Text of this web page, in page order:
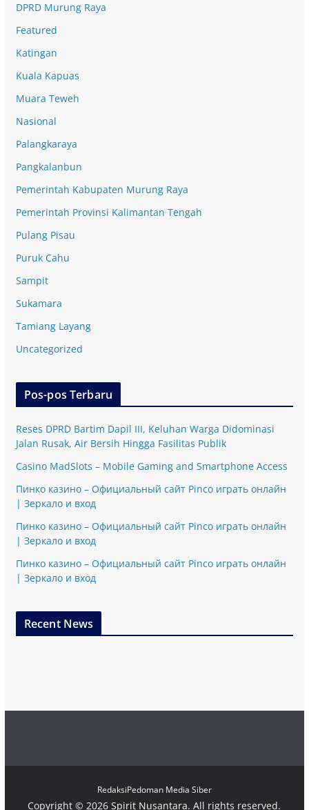
DPRD Murung Raya
Featured
Katingan
Kuala Kapuas
Muara Teweh
Nasional
Palangkaraya
Pangkalanbun
Pemerintah Kabupaten Murung Raya
Pemerintah Provinsi Kalimantan Tengah
Pulang Pisau
Puruk Cahu
Sampit
Sukamara
Tamiang Layang
Uncategorized
Pos-pos Terbaru
Reses DPRD Bartim Dapil III, Keluhan Warga Didominasi
Jalan Rusak, Air Bersih Hingga Fasilitas Publik
Casino MadSlots – Mobile Gaming and Smartphone Access
Пинко казино – Официальный сайт Pinco играть онлайн
| Зеркало и вход
Пинко казино – Официальный сайт Pinco играть онлайн
| Зеркало и вход
Пинко казино – Официальный сайт Pinco играть онлайн
| Зеркало и вход
Recent News
RedaksiPedoman Media Siber
Copyright © 2026Spirit Nusantara. All rights reserved.